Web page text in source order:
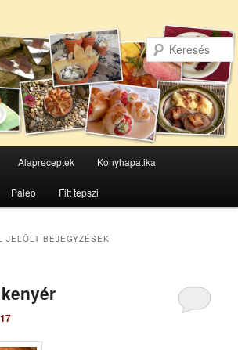
Alapreceptek Konyhapatika
Paleo Fitt tepszi
JELÖLT BEJEGYZÉSEK